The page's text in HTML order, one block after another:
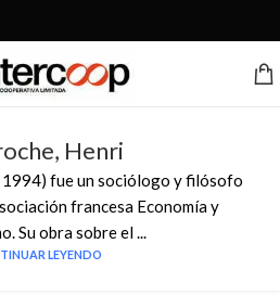
Henri
fue un sociólogo y filósofo
francesa Economía y
Su obra sobre el ...
LEYENDO